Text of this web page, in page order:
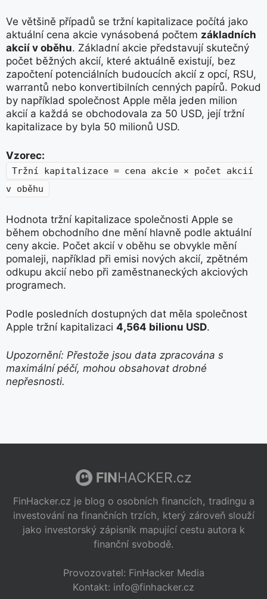
Ve většině případů se tržní kapitalizace počítá jako
aktuální cena akcie vynásobená počtem základních
akcií v oběhu. Základní akcie představují skutečný
počet běžných akcií, které aktuálně existují, bez
započtení potenciálních budoucích akcií z opcí, RSU,
warrantů nebo konvertibilních cenných papírů. Pokud
by například společnost Apple měla jeden milion
akcií a každá se obchodovala za 50 USD, její tržní
kapitalizace by byla 50 milionů USD.
Vzorec:
Tržní kapitalizace = cena akcie × počet akcií
v oběhu
Hodnota tržní kapitalizace společnosti Apple se
během obchodního dne mění hlavně podle aktuální
ceny akcie. Počet akcií v oběhu se obvykle mění
pomaleji, například při emisi nových akcií, zpětném
odkupu akcií nebo při zaměstnaneckých akciových
programech.
Podle posledních dostupných dat měla společnost
Apple tržní kapitalizaci 4,564 bilionu USD.
Upozornění: Přestože jsou data zpracována s
maximální péčí, mohou obsahovat drobné
nepřesnosti.
FINHACKER.cz
FinHacker.cz je blog o osobních financích, tradingu a
investování na finančních trzích, který zároveň slouží
jako investorský zápisník mapující cestu autora k
finanční svobodě.
Provozovatel: FinHacker Media
Kontakt: info@finhacker.cz